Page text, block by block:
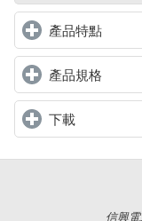
產品特點click
產品規格
下載click to
信興